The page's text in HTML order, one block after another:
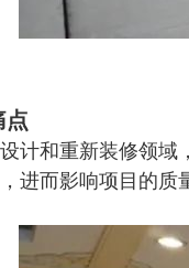
点
计和重新装修领域
进而影响项目的质